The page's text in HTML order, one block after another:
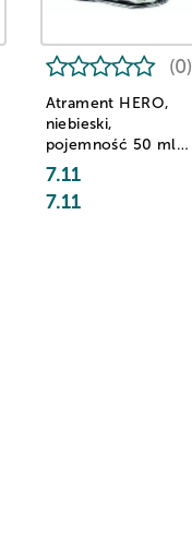
Atrament HERO,
niebieski,
pojemność 50 ml
160-1003
(0)
7.11
7.11